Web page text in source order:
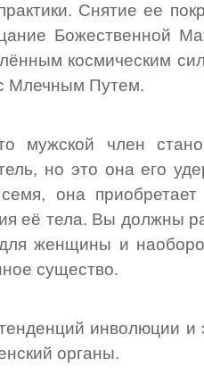
Снятие ее
Божественной
космическим
Млечным Путем.
мужской член
но это она его
она
её тела. Вы должны
женщины и
существо.
инволюции и
органы.